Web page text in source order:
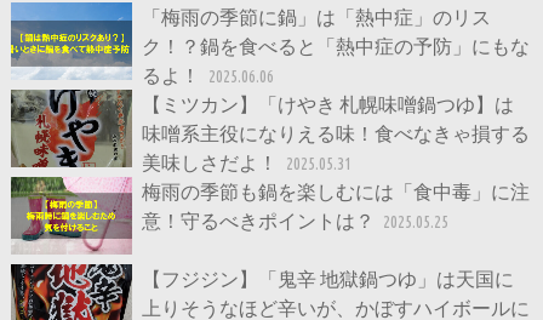
「梅雨の季節に鍋」は「熱中症」のリス
ク！？鍋を食べると「熱中症の予防」にもな
るよ！
2025.06.06
【ミツカン】「けやき 札幌味噌鍋つゆ】は
味噌系主役になりえる味！食べなきゃ損する
美味しさだよ！
2025.05.31
梅雨の季節も鍋を楽しむには「食中毒」に注
意！守るべきポイントは？
2025.05.25
【フジジン】「鬼辛 地獄鍋つゆ」は天国に
上りそうなほど辛いが、かぼすハイボールに